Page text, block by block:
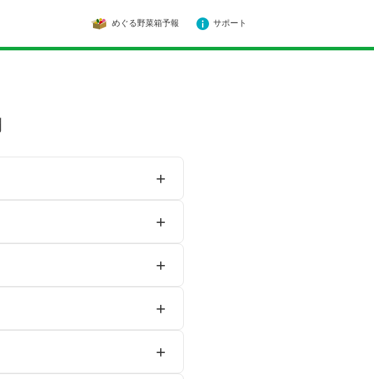
めぐる野菜箱予報 サポート